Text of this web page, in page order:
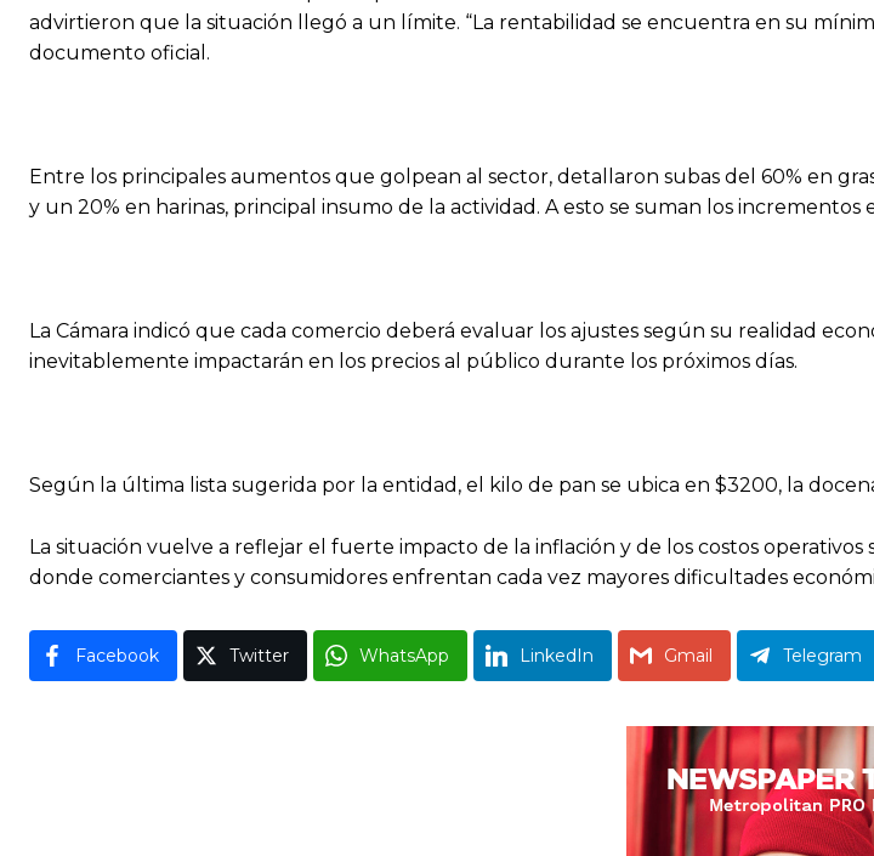
advirtieron que la situación llegó a un límite. “La rentabilidad se encuentra en su
documento oficial.
Entre los principales aumentos que golpean al sector, detallaron subas del 60% en
y un 20% en harinas, principal insumo de la actividad. A esto se suman los incrementos
La Cámara indicó que cada comercio deberá evaluar los ajustes según su realidad
inevitablemente impactarán en los precios al público durante los próximos días.
Según la última lista sugerida por la entidad, el kilo de pan se ubica en $3200, la
La situación vuelve a reflejar el fuerte impacto de la inflación y de los costos
donde comerciantes y consumidores enfrentan cada vez mayores dificultades
Facebook Twitter WhatsApp LinkedIn Gmail Telegram